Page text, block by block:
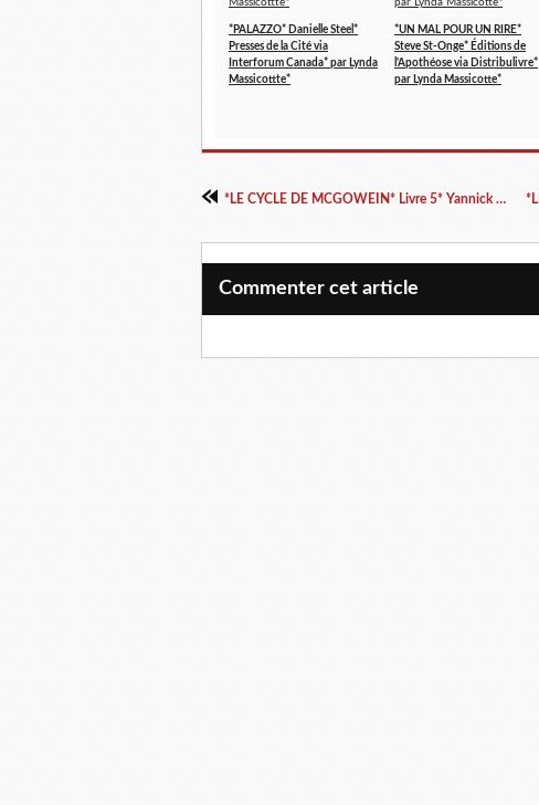
*PALAZZO* Danielle Steel*
Presses de la Cité via
Interforum Canada* par Lynda
Massicottte*
*UN MAL POUR UN RIRE*
Steve St-Onge* Éditions de
l'Apothéose via Distribulivre*
par Lynda Massicotte*
*LE CYCLE DE MCGOWEIN* Livre 5* Yannick A.R. Fradin* Auto-éditions* par Cathy Le Gall*
Commenter cet article